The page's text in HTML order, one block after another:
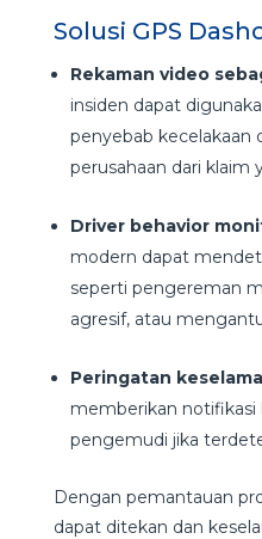
Solusi GPS
Rekaman video
insiden dapat
penyebab kecelakaan
perusahaan dari klaim
Driver behavior
modern dapat
seperti pengereman
agresif, atau
Peringatan
memberikan notifikasi
pengemudi jika
Dengan pemantauan
dapat ditekan dan